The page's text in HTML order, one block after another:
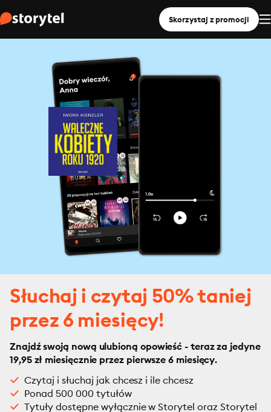
Skorzystaj z promocji
Słuchaj i czytaj 50% taniej
przez 6 miesięcy!
Znajdź swoją nową ulubioną opowieść - teraz za jedyne
19,95 zł miesięcznie przez pierwsze 6 miesięcy.
Czytaj i słuchaj jak chcesz i ile chcesz
Ponad 500 000 tytułów
Tytuły dostępne wyłącznie w Storytel oraz Storytel